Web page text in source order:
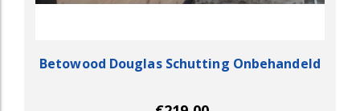
Betowood Douglas Schutting Onbehandeld